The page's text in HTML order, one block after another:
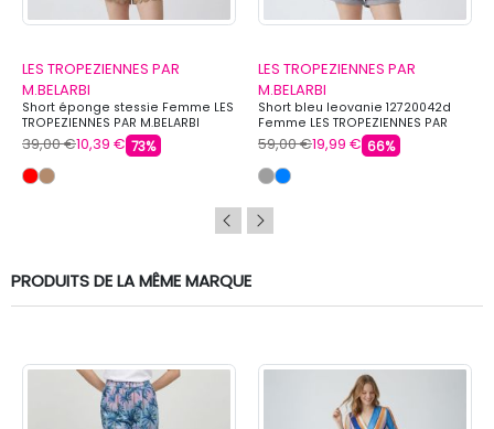
LES TROPEZIENNES PAR
M.BELARBI
Short éponge stessie Femme LES
TROPEZIENNES PAR M.BELARBI
39,00 €10,39 € 73%
LES TROPEZIENNES PAR
M.BELARBI
Short bleu leovanie 12720042d
Femme LES TROPEZIENNES PAR
M.BELARBI
59,00 €19,99 € 66%
PRODUITS DE LA MÊME MARQUE